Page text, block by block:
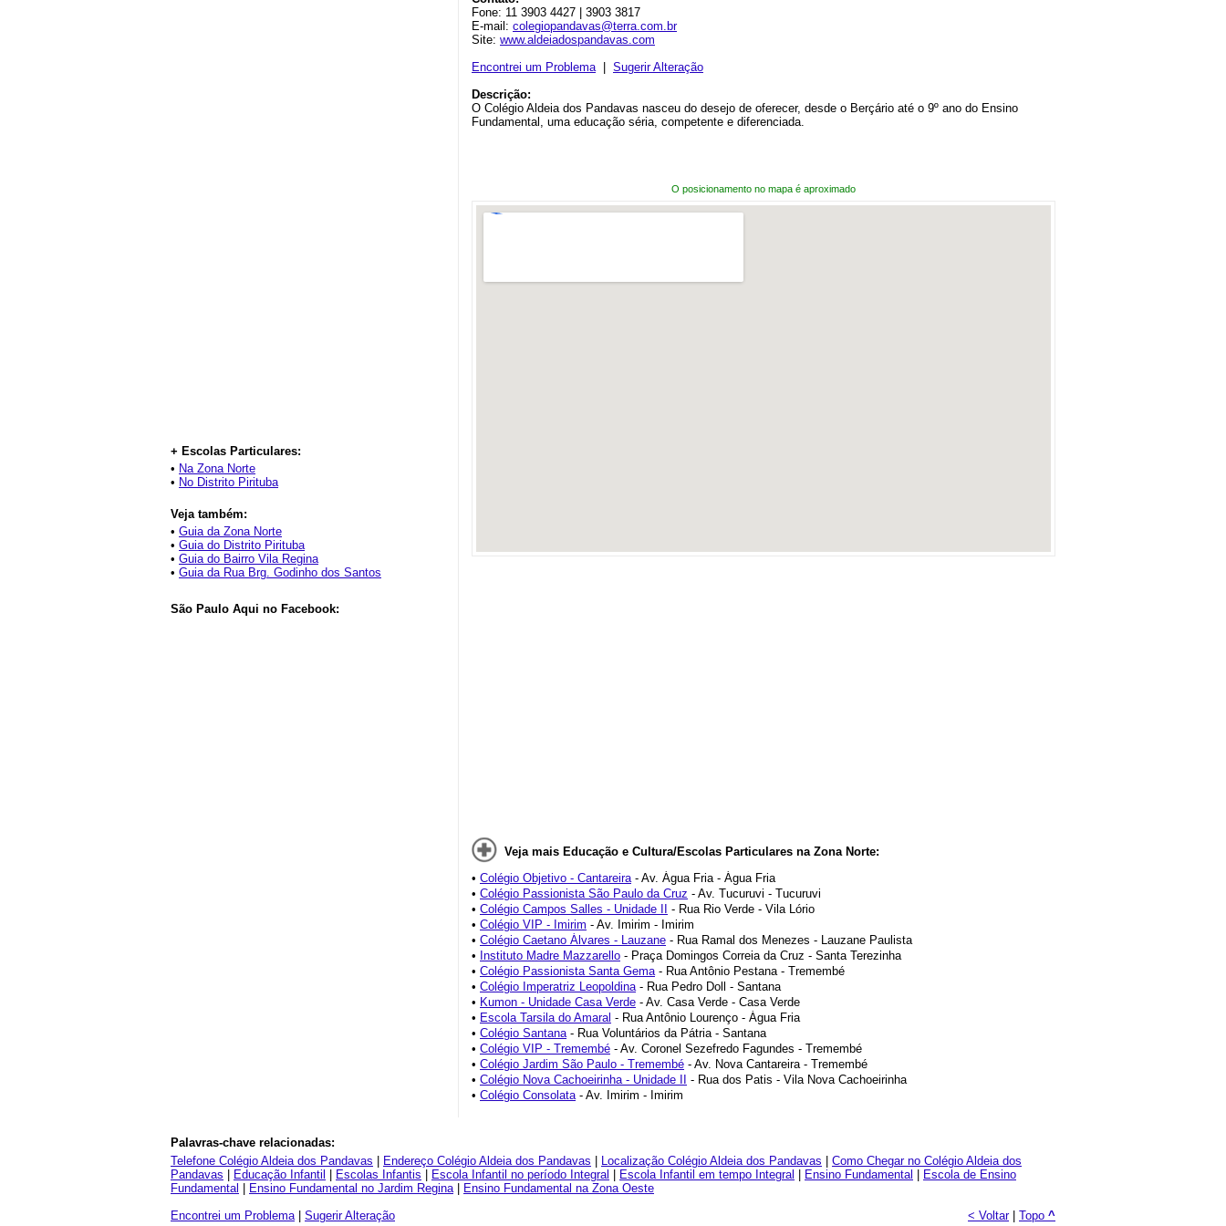
+ Escolas Particulares:
• Na Zona Norte
• No Distrito Pirituba
Veja também:
• Guia da Zona Norte
• Guia do Distrito Pirituba
• Guia do Bairro Vila Regina
• Guia da Rua Brg. Godinho dos Santos
São Paulo Aqui no Facebook:
Fone: 11 3903 4427 | 3903 3817
E-mail: colegiopandavas@terra.com.br
Site: www.aldeiadospandavas.com
Encontrei um Problema| Sugerir Alteração
Descrição:
O Colégio Aldeia dos Pandavas nasceu do desejo de oferecer, desde o Berçário até o 9º ano do Ensino
Fundamental, uma educação séria, competente e diferenciada.
O posicionamento no mapa é aproximado
Veja mais Educação e Cultura/Escolas Particulares na Zona Norte:
• Colégio Objetivo - Cantareira- Av. Água Fria - Água Fria
• Colégio Passionista São Paulo da Cruz - Av. Tucuruvi - Tucuruvi
• Colégio Campos Salles - Unidade II
- Rua Rio Verde - Vila Lório
• Colégio VIP - Imirim - Av. Imirim - Imirim
• Colégio Caetano Álvares - Lauzane - Rua Ramal dos Menezes - Lauzane Paulista
• Instituto Madre Mazzarello - Praça Domingos Correia da Cruz - Santa Terezinha
• Colégio Passionista Santa Gema- Rua Antônio Pestana - Tremembé
• Colégio Imperatriz Leopoldina- Rua Pedro Doll - Santana
• Kumon - Unidade Casa Verde - Av. Casa Verde - Casa Verde
• Escola Tarsila do Amaral - Rua Antônio Lourenço - Água Fria
• Colégio Santana- Rua Voluntários da Pátria - Santana
• Colégio VIP - Tremembé - Av. Coronel Sezefredo Fagundes - Tremembé
• Colégio Jardim São Paulo - Tremembé - Av. Nova Cantareira - Tremembé
• Colégio Nova Cachoeirinha - Unidade II
- Rua dos Patis - Vila Nova Cachoeirinha
• Colégio Consolata- Av. Imirim - Imirim
Palavras-chave relacionadas:
Telefone Colégio Aldeia dos Pandavas
Endereço Colégio Aldeia dos Pandavas Localização Colégio Aldeia dos Pandavas
Como Chegar no Colégio Aldeia dos
Pandavas
Educação Infantil Escolas Infantis Escola Infantil no período Integral Escola Infantil em tempo Integral Ensino Fundamental
Escola de Ensino
Fundamental
Ensino Fundamental no Jardim Regina|
Ensino Fundamental na Zona Oeste
Encontrei um Problema| Sugerir Alteração < Voltar| Topo ^